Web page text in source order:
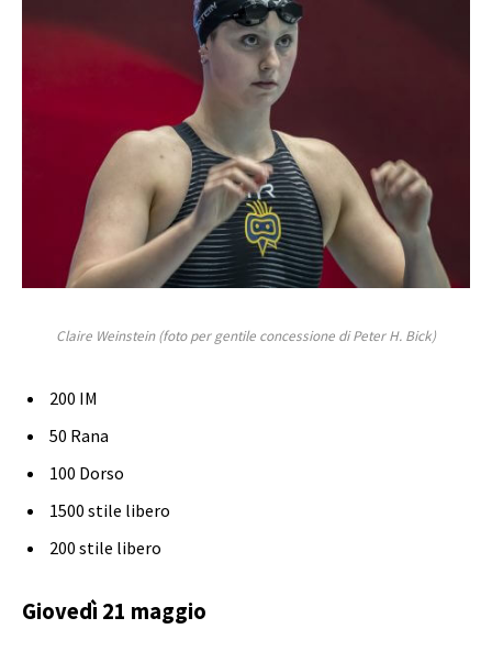
Claire Weinstein (foto per gentile concessione di Peter H. Bick)
200 IM
50 Rana
100 Dorso
1500 stile libero
200 stile libero
Giovedì 21 maggio